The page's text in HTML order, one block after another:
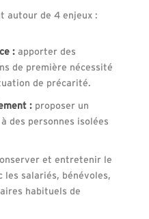
autour de 4 enjeux :
:apporter des
de première nécessité
de précarité.
:proposer un
des personnes isolées
et entretenir le
les salariés, bénévoles,
habituels de